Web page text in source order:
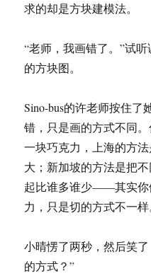
求的却是方块建模法。
“老师，我画错了。”试
的方块图。
Sino-bus的许老师按住了
错，只是画的方式不同
一块巧克力，上海的方
大；新加坡的方法是把
起比谁多谁少——其实你
力，只是切的方式不一样
小晴愣了两秒，然后笑
的方式？”